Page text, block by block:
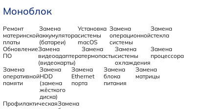
Моноблок
Ремонт
материнской
платы
Замена
аккумулятора
(батареи)
Установка
системы
macOS
Замена
операционной
системы
Замена
стекла
Обновление
ПО
Замена
видеоадаптера
(видеокарты)
Замена
термопасты
Замена
системы
охлаждения
Замена
процессора
Замена
оперативной
памяти
Замена
HDD
(замена
жёсткого
диска)
Замена
Ethernet
порта
Замена
блока
питания
Замена
матрицы
ПрофилактическаяЗамена